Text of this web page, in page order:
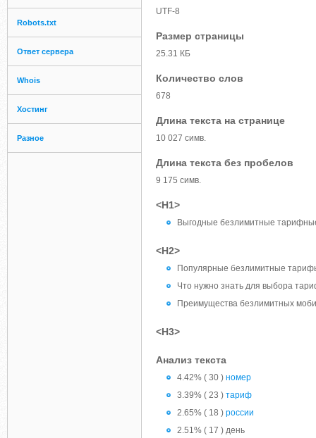
Robots.txt
Ответ сервера
Whois
Хостинг
Разное
UTF-8
Размер страницы
25.31 КБ
Количество слов
678
Длина текста на странице
10 027 симв.
Длина текста без пробелов
9 175 симв.
<H1>
Выгодные безлимитные
<H2>
Популярные безлимитные
Что нужно знать для выбора
Преимущества безлимитных
<H3>
Анализ текста
4.42% ( 30 ) номер
3.39% ( 23 ) тариф
2.65% ( 18 ) россии
2.51% ( 17 ) день